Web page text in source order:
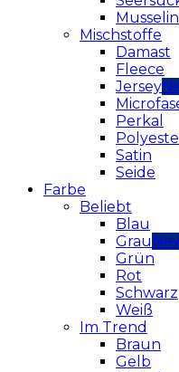
Musselin
Mischstoffe
Damast
Fleece
Jersey
Perkal
Satin
Seide
Farbe
Beliebt
Blau
Grau
Grün
Rot
Schwarz
Weiß
Im Trend
Braun
Gelb